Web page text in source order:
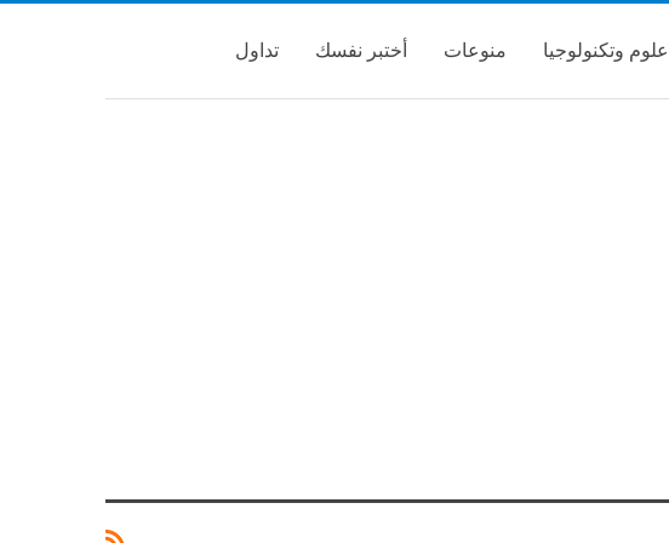
علوم وتكنولوجيا منوعات أختبر نفسك تداول